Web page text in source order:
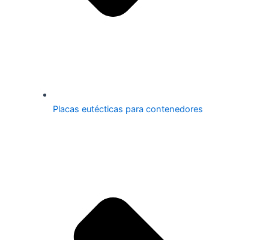
Placas eutécticas para contenedores